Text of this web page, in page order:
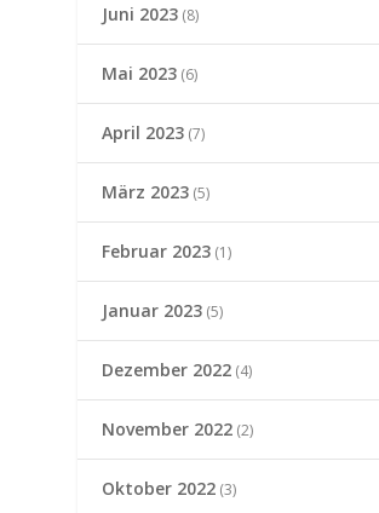
Juni 2023(8)
Mai 2023(6)
April 2023(7)
März 2023(5)
Februar 2023(1)
Januar 2023(5)
Dezember 2022(4)
November 2022(2)
Oktober 2022(3)